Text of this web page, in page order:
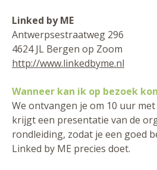
Linked by ME
Antwerpsestraatweg 296
4624 JL Bergen op Zoom
http://www.linkedbyme.nl
Wanneer kan ik op bezoek
We ontvangen je om 10 uur
krijgt een presentatie van de
rondleiding, zodat je een goed
Linked by ME precies doet.